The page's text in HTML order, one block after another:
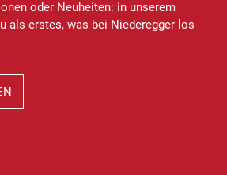
oder Neuheiten: in unserem
als erstes, was bei Niederegger los